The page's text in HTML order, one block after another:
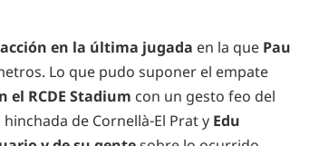
en la última jugada en la que Pau
Lo que pudo suponer el empate
RCDE Stadium con un gesto feo del
de Cornellà-El Prat y Edu